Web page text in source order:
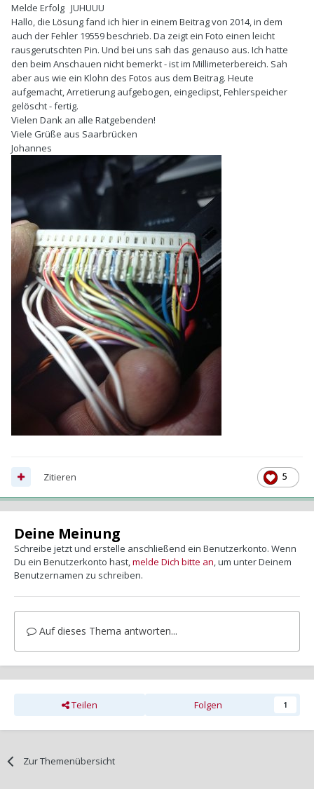
Melde Erfolg JUHUUU
Hallo, die Lösung fand ich hier in einem Beitrag von 2014, in dem
auch der Fehler 19559 beschrieb. Da zeigt ein Foto einen leicht
rausgerutschten Pin. Und bei uns sah das genauso aus. Ich hatte
den beim Anschauen nicht bemerkt - ist im Millimeterbereich. Sah
aber aus wie ein Klohn des Fotos aus dem Beitrag. Heute
aufgemacht, Arretierung aufgebogen, eingeclipst, Fehlerspeicher
gelöscht - fertig.
Vielen Dank an alle Ratgebenden!
Viele Grüße aus Saarbrücken
Johannes
5
Zitieren
Deine Meinung
Schreibe jetzt und erstelle anschließend ein Benutzerkonto. Wenn
Du ein Benutzerkonto hast,melde Dich bitte an, um unter Deinem
Benutzernamen zu schreiben.
Auf dieses Thema antworten...
Teilen Folgen 1
Zur Themenübersicht